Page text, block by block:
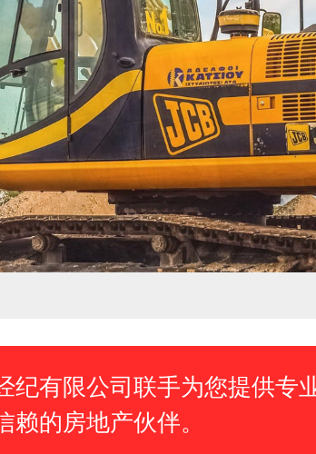
纪有限公司联手为您提供专
的房地产伙伴。